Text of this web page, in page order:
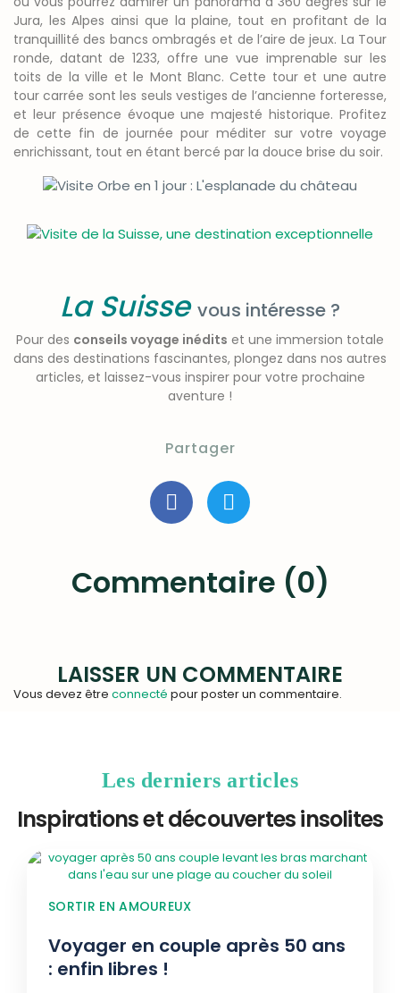
Jura, les Alpes ainsi que la plaine, tout en profitant de la
tranquillité des bancs ombragés et de l’aire de jeux. La Tour
ronde, datant de 1233, offre une vue imprenable sur les
toits de la ville et le Mont Blanc. Cette tour et une autre
tour carrée sont les seuls vestiges de l’ancienne forteresse,
et leur présence évoque une majesté historique. Profitez
de cette fin de journée pour méditer sur votre voyage
enrichissant, tout en étant bercé par la douce brise du soir.
La Suisse vous intéresse ?
Pour des conseils voyage inédits et une immersion totale
dans des destinations fascinantes, plongez dans nos autres
articles, et laissez-vous inspirer pour votre prochaine
aventure !
Partager
Commentaire (0)
LAISSER UN COMMENTAIRE
Vous devez être connecté pour poster un commentaire.
Les derniers articles
Inspirations et découvertes insolites
SORTIR EN AMOUREUX
Voyager en couple après 50 ans
: enfin libres !